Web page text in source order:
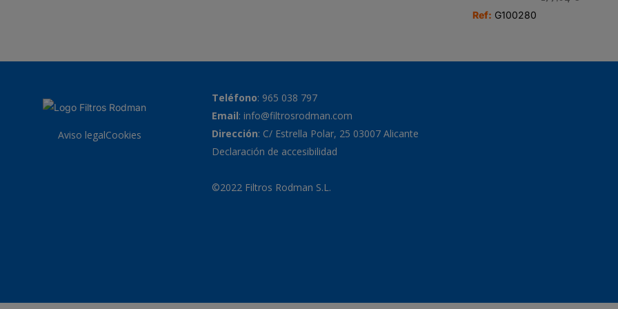
Ref: G100280
Aviso legalCookies
Teléfono: 965 038 797
Email: info@filtrosrodman.com
Dirección: C/ Estrella Polar, 25 03007 Alicante
Declaración de accesibilidad
©2022 Filtros Rodman S.L.